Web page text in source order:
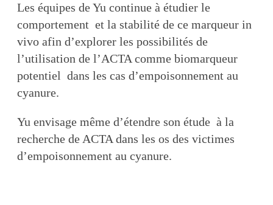
Les équipes de Yu continue à étudier le
comportement et la stabilité de ce marqueur in
vivo afin d’explorer les possibilités de
l’utilisation de l’ACTA comme biomarqueur
potentiel dans les cas d’empoisonnement au
cyanure.
Yu envisage même d’étendre son étude à la
recherche de ACTA dans les os des victimes
d’empoisonnement au cyanure.